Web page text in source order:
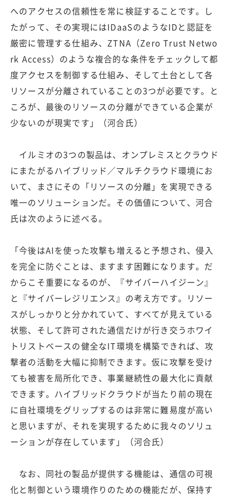
へのアクセスの信頼性を常に検証することです。し
たがって、その実現にはIDaaSのようなIDと認証を
厳密に管理する仕組み、ZTNA（Zero Trust Netwo
rk Access）のような複合的な条件をチェックして都
度アクセスを制御する仕組み、そして土台として各
リソースが分離されていることの3つが必要です。と
ころが、最後のリソースの分離ができている企業が
少ないのが現実です」（河合氏）
イルミオの3つの製品は、オンプレミスとクラウド
にまたがるハイブリッド／マルチクラウド環境にお
いて、まさにその「リソースの分離」を実現できる
唯一のソリューションだ。その価値について、河合
氏は次のように述べる。
「今後はAIを使った攻撃も増えると予想され、侵入
を完全に防ぐことは、ますます困難になります。だ
からこそ重要になるのが、『サイバーハイジーン』
と『サイバーレジリエンス』の考え方です。リソー
スがしっかりと分かれていて、すべてが見えている
状態、そして許可された通信だけが行き交うホワイ
トリストベースの健全なIT環境を構築できれば、攻
撃者の活動を大幅に抑制できます。仮に攻撃を受け
ても被害を局所化でき、事業継続性の最大化に貢献
できます。ハイブリッドクラウドが当たり前の現在
に自社環境をグリップするのは非常に難易度が高い
と思いますが、それを実現するために我々のソリュ
ーションが存在しています」（河合氏）
なお、同社の製品が提供する機能は、通信の可視
化と制御という環境作りのための機能だが、保持す